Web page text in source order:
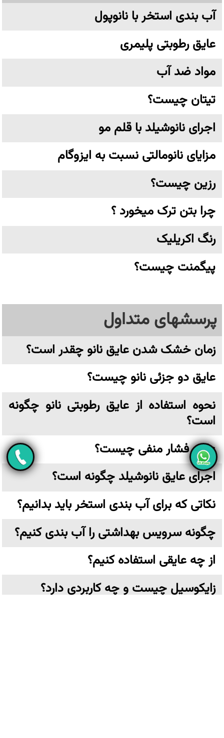
آب بندی استخر با نانوپول
عایق رطوبتی پلیمری
مواد ضد آب
تیتان چیست؟
اجرای نانوشیلد با قلم مو
مزایای نانومالتی نسبت به ایزوگام
رزین چیست؟
چرا بتن ترک میخورد ؟
رنگ اکریلیک
پیگمنت چیست؟
پرسشهای متداول
زمان خشک شدن عایق نانو چقدر است؟
عایق دو جزئی نانو چیست؟
نحوه استفاده از عایق رطوبتی نانو چگونه
است؟
عایق فشار منفی چیست؟
اجرای عایق نانوشیلد چگونه است؟
نکاتی که برای آب بندی استخر باید بدانیم؟
چگونه سرویس بهداشتی را آب بندی کنیم؟
از چه عایقی استفاده کنیم؟
زایکوسیل چیست و چه کاربردی دارد؟